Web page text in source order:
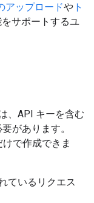
アップロードや ト
サポートするユ
、API キーを含む
があります。
で作成できま
ているリクエス